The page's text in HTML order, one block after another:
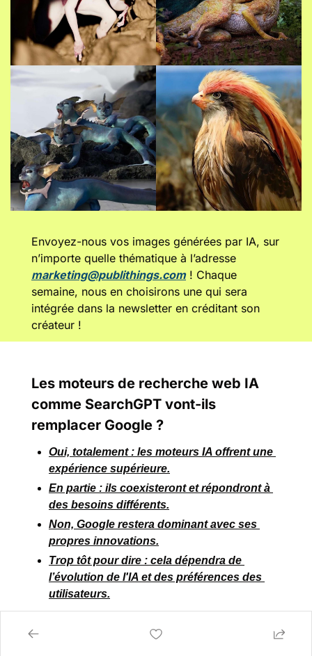
Envoyez-nous vos images générées par IA, sur
marketing@publithings.com ! Chaque
semaine, nous en choisirons une qui sera
intégrée dans la newsletter en créditant son
créateur !
Les moteurs de recherche web IA
comme SearchGPT vont-ils
remplacer Google ?
Oui, totalement : les moteurs IA offrent une
expérience supérieure.
En partie : ils coexisteront et répondront à
des besoins différents.
Non, Google restera dominant avec ses
propres innovations.
Trop tôt pour dire : cela dépendra de
l’évolution de l'IA et des préférences des
utilisateurs.
Login to participate